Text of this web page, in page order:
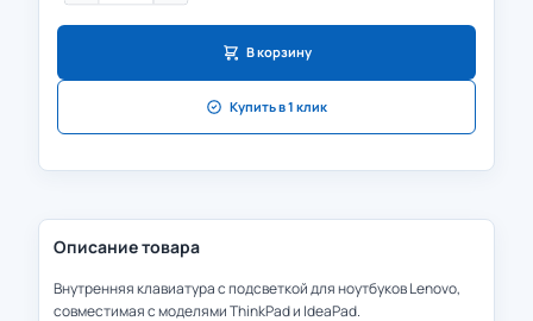
В корзину
Купить в 1 клик
Описание товара
Внутренняя клавиатура с подсветкой для ноутбуков Lenovo,
совместимая с моделями ThinkPad и IdeaPad.